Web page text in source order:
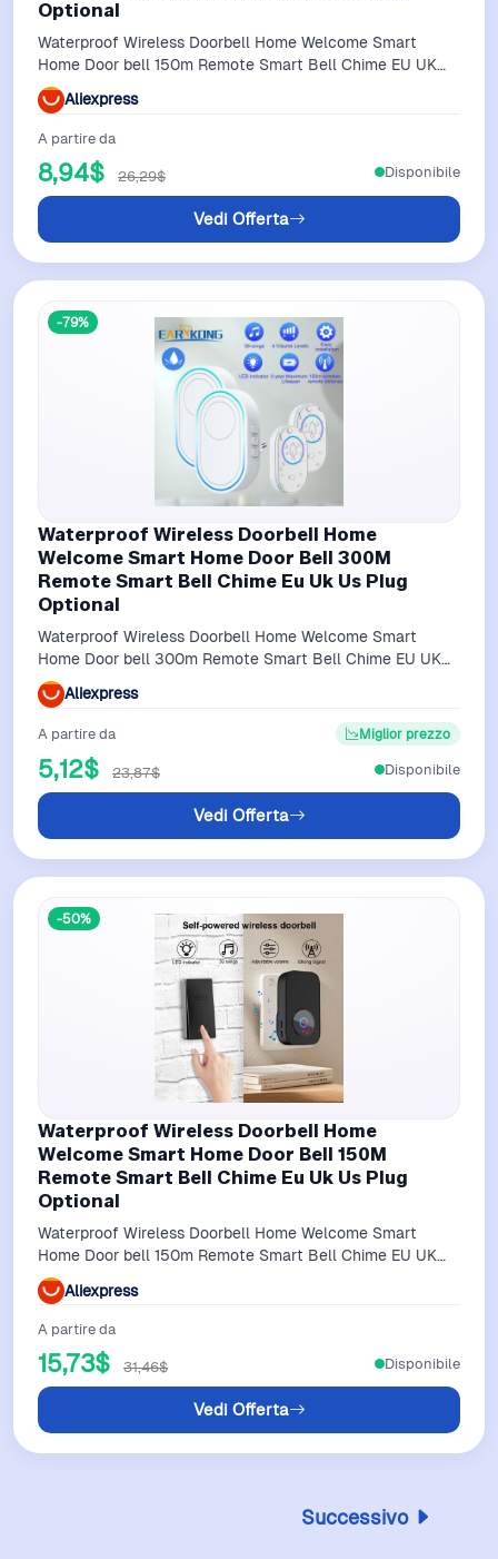
Optional
Waterproof Wireless Doorbell Home Welcome Smart
Home Door bell 150m Remote Smart Bell Chime EU UK
US Plug Optional
Aliexpress
A partire da
8,94$ 26,29$
Vedi Offerta
Disponibile
-79%
Waterproof Wireless Doorbell Home
Welcome Smart Home Door Bell 300M
Remote Smart Bell Chime Eu Uk Us Plug
Optional
Waterproof Wireless Doorbell Home Welcome Smart
Home Door bell 300m Remote Smart Bell Chime EU UK
US Plug Optional
Aliexpress
A partire da
5,12$ 23,87$
Miglior prezzo
Vedi Offerta
Disponibile
-50%
Waterproof Wireless Doorbell Home
Welcome Smart Home Door Bell 150M
Remote Smart Bell Chime Eu Uk Us Plug
Optional
Waterproof Wireless Doorbell Home Welcome Smart
Home Door bell 150m Remote Smart Bell Chime EU UK
US Plug Optional
Aliexpress
A partire da
15,73$ 31,46$
Vedi Offerta
Disponibile
Successivo